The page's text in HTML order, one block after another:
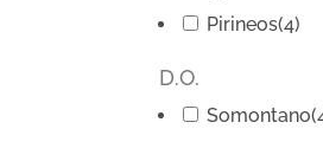
Pirineos(4)
D.O.
Somontano